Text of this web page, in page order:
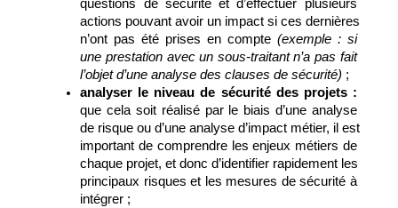
questions de sécurité et d’effectuer plusieurs
actions pouvant avoir un impact si ces dernières
n’ont pas été prises en compte (exemple : si
une prestation avec un sous-traitant n’a pas fait
l’objet d’une analyse des clauses de sécurité) ;
que cela soit réalisé par le biais d’une analyse
de risque ou d’une analyse d’impact métier, il est
important de comprendre les enjeux métiers de
chaque projet, et donc d’identifier rapidement les
principaux risques et les mesures de sécurité à
intégrer ;